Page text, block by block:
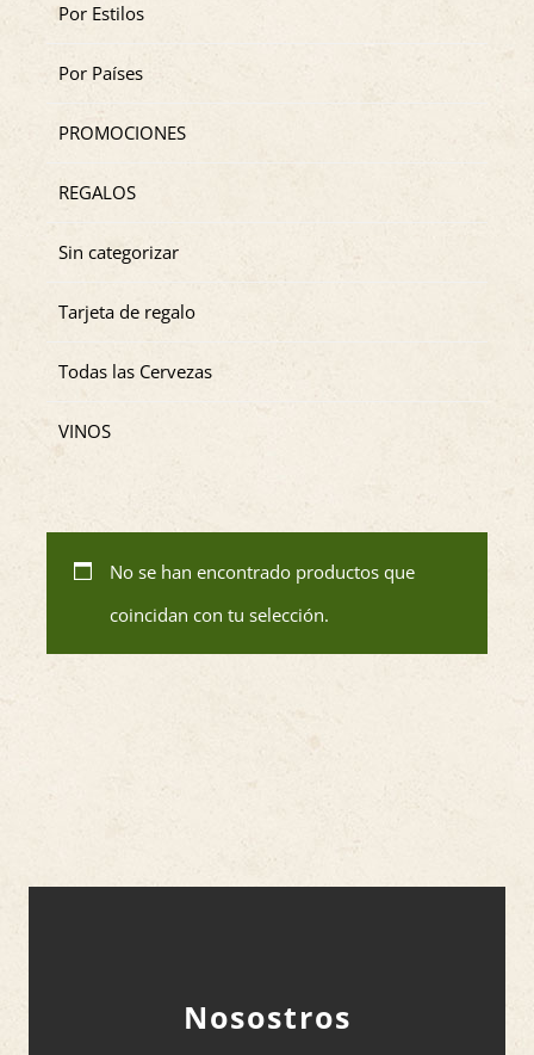
Por Estilos
Por Países
PROMOCIONES
REGALOS
Sin categorizar
Tarjeta de regalo
Todas las Cervezas
VINOS
No se han encontrado productos que
coincidan con tu selección.
Nosostros